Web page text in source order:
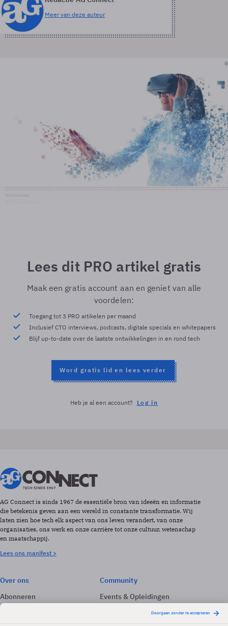
Meer van deze auteur
Lees dit PRO artikel gratis
Maak een gratis account aan en geniet van alle
voordelen:
Toegang tot 3 PRO artikelen per maand
Inclusief CTO interviews, podcasts, digitale specials en whitepapers
Blijf up-to-date over de laatste ontwikkelingen in en rond tech
Word gratis lid en lees verder
Heb je al een account? Log in
AG Connect is sinds 1967 de essentiële bron van ideeën en informatie
die betekenis geven aan een wereld in constante transformatie. Wij
laten zien hoe tech elk aspect van ons leven verandert, van onze
organisaties, ons werk en onze carrière tot onze cultuur, wetenschap
en maatschappij.
Lees ons manifest >
Over ons
Abonneren
Adverteren
Community
Events & Opleidingen